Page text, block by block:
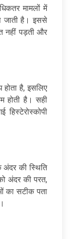
मामलों में
जाती है। इससे
पड़ती और
होता है, इसलिए
होती है। सही
अंदर की स्थिति
अंदर की परत,
का सटीक पता